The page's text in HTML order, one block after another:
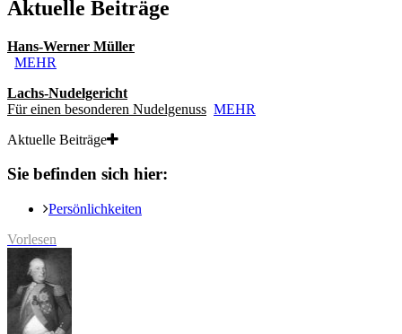
Aktuelle Beiträge
Hans-Werner Müller
MEHR
Lachs-Nudelgericht
Für einen besonderen Nudelgenuss MEHR
Aktuelle Beiträge
Sie befinden sich hier:
Persönlichkeiten
Vorlesen